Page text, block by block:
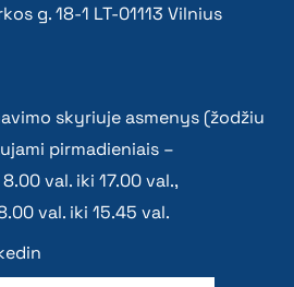
g. 18-1 LT-01113 Vilnius
skyriuje asmenys (žodžiu
pirmadieniais –
val. iki 17.00 val.,
val. iki 15.45 val.